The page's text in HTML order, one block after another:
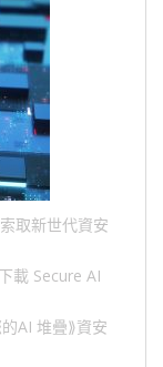
取新世代資安
載 Secure AI
AI 堆疊⟫資安